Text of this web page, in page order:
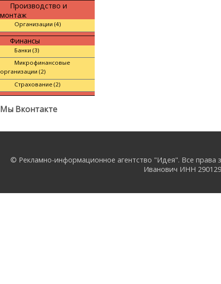
Производство и
монтаж
Организации (4)
Финансы
Банки (3)
Микрофинансовые
организации (2)
Страхование (2)
Мы Вконтакте
© Рекламно-информационное агентство "Идея". Все права
Иванович ИНН